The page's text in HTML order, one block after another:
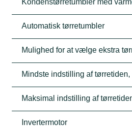
Automatisk tørretumbler
Mulighed for at vælge ekstra
Mindste indstilling af tørretiden,
Maksimal indstilling af
Invertermotor